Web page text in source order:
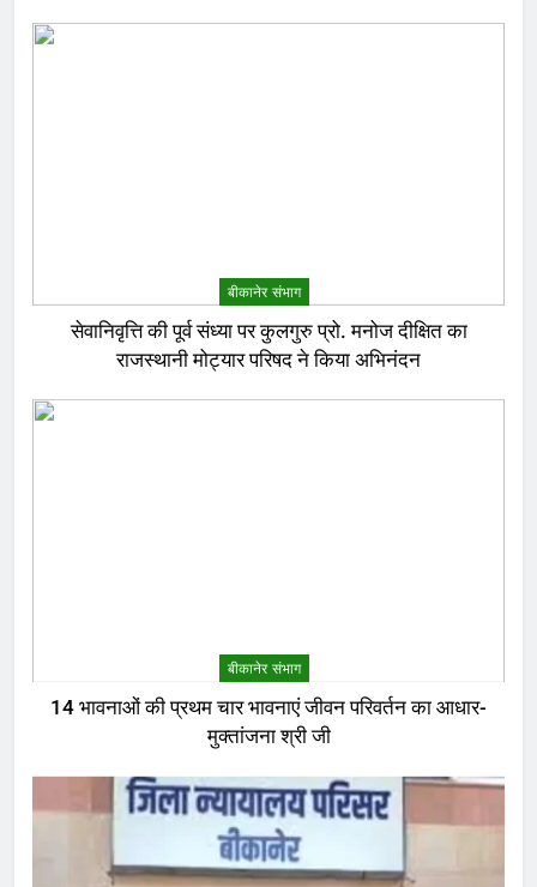
बीकानेर संभाग
सेवानिवृत्ति की पूर्व संध्या पर कुलगुरु प्रो. मनोज दीक्षित का
राजस्थानी मोट्यार परिषद ने किया अभिनंदन
बीकानेर संभाग
14 भावनाओं की प्रथम चार भावनाएं जीवन परिवर्तन का आधार-
मुक्तांजना श्री जी